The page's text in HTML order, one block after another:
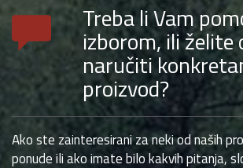
Treba li Vam
izborom, ili želite
naručiti
proizvod?
Ako ste zainteresirani za neki od naših
ponude ili ako imate bilo kakvih pitanja,